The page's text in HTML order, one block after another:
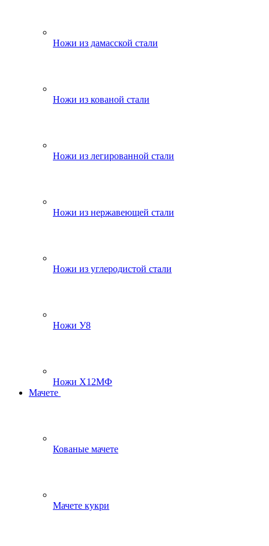
Ножи из дамасской стали
Ножи из кованой стали
Ножи из легированной стали
Ножи из нержавеющей стали
Ножи из углеродистой стали
Ножи У8
Ножи Х12МФ
Мачете
Кованые мачете
Мачете кукри